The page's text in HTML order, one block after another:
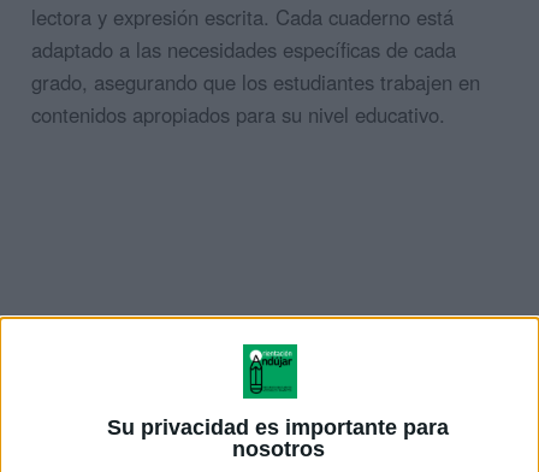
Su privacidad es importante para
nosotros
lectora y expresión escrita. Cada cuaderno está
adaptado a las necesidades específicas de cada
grado, asegurando que los estudiantes trabajen en
contenidos apropiados para su nivel educativo.